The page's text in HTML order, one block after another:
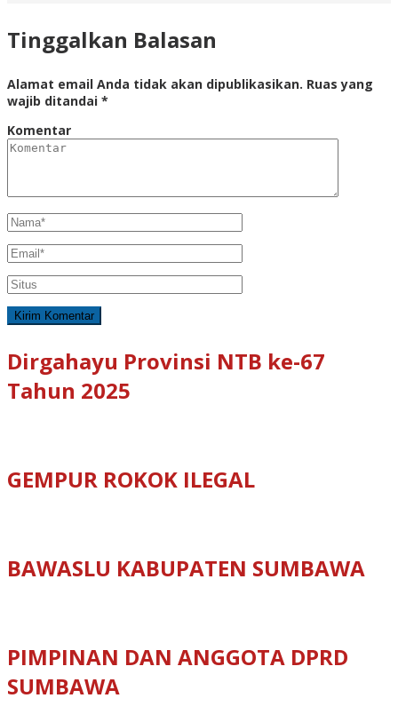
Tinggalkan Balasan
Alamat email Anda tidak akan dipublikasikan. Ruas yang
wajib ditandai *
Komentar
Dirgahayu Provinsi NTB ke-67
Tahun 2025
GEMPUR ROKOK ILEGAL
BAWASLU KABUPATEN SUMBAWA
PIMPINAN DAN ANGGOTA DPRD
SUMBAWA